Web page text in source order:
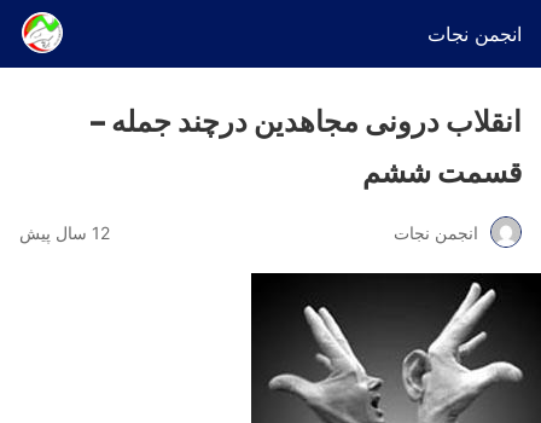
انجمن نجات
انقلاب درونی مجاهدین درچند جمله –
قسمت ششم
انجمن نجات 12 سال پیش